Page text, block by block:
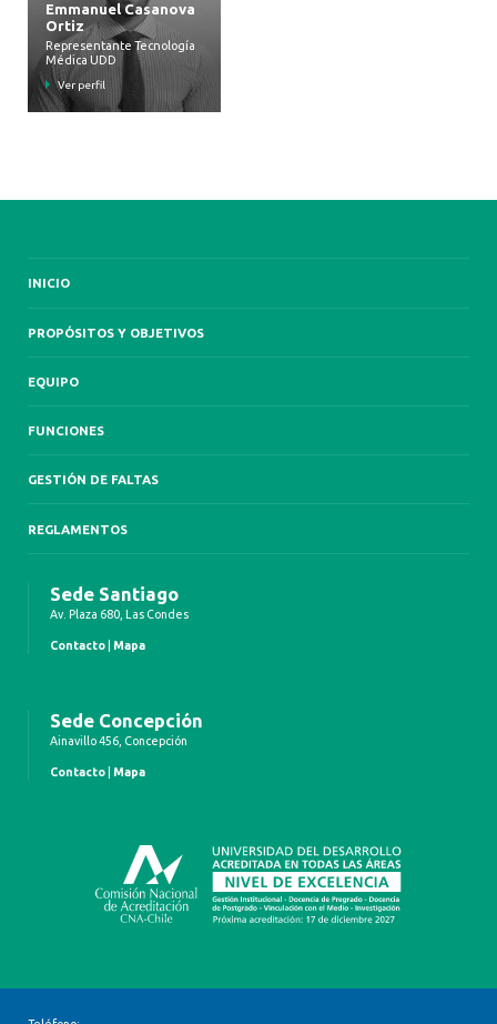
Emmanuel Casanova
Ortiz
Representante Tecnología
Médica UDD
Ver perfil
INICIO
PROPÓSITOS Y OBJETIVOS
EQUIPO
FUNCIONES
GESTIÓN DE FALTAS
REGLAMENTOS
Sede Santiago
Av. Plaza 680, Las Condes
Contacto Mapa
Sede Concepción
Ainavillo 456, Concepción
Contacto Mapa